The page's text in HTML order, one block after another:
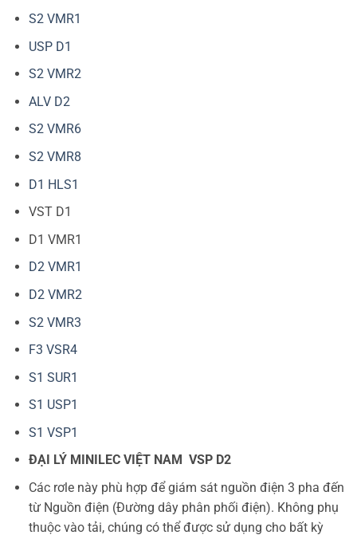
S2 VMR1
USP D1
S2 VMR2
ALV D2
S2 VMR6
S2 VMR8
D1 HLS1
VST D1
D1 VMR1
D2 VMR1
D2 VMR2
S2 VMR3
F3 VSR4
S1 SUR1
S1 USP1
S1 VSP1
ĐẠI LÝ MINILEC VIỆT NAM VSP D2
Các rơle này phù hợp để giám sát nguồn điện 3 pha đến
từ Nguồn điện (Đường dây phân phối điện). Không phụ
thuộc vào tải, chúng có thể được sử dụng cho bất kỳ